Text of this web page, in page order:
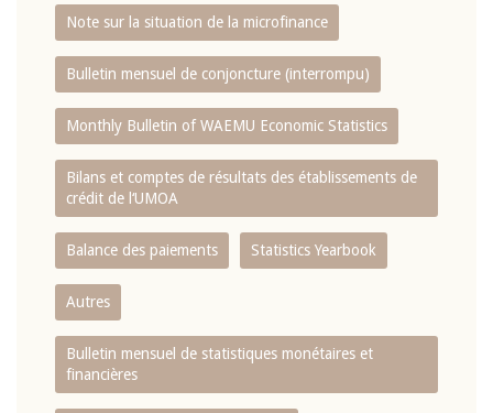
Note sur la situation de la microfinance
Bulletin mensuel de conjoncture (interrompu)
Monthly Bulletin of WAEMU Economic Statistics
Bilans et comptes de résultats des établissements de
crédit de l‘UMOA
Balance des paiements Statistics Yearbook
Autres
Bulletin mensuel de statistiques monétaires et
financières